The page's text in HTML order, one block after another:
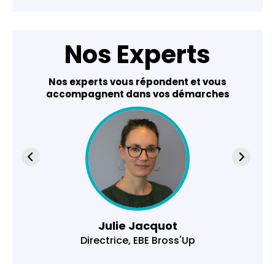
Nos Experts
Nos experts vous répondent et vous
accompagnent dans vos démarches
Julie Jacquot
Directrice, EBE Bross'Up